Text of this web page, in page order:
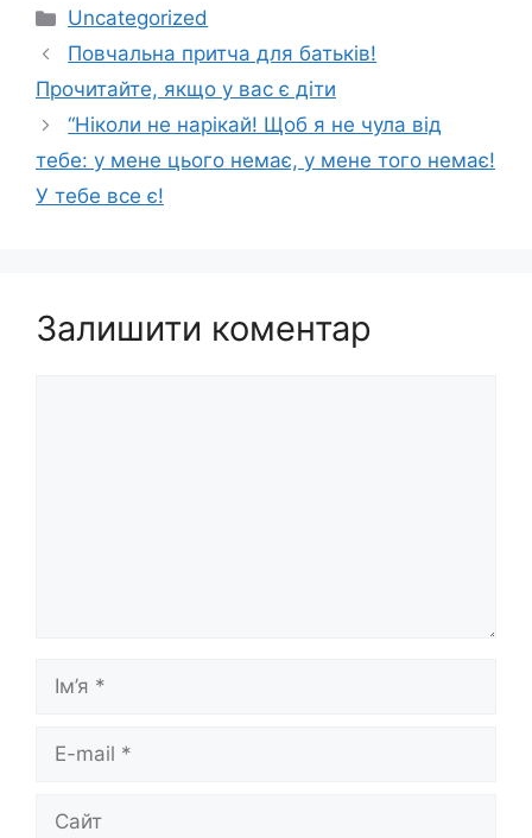
Категорії
Uncategorized
Повчальна притча для батьків!
Прочитайте, якщо у вас є діти
“Ніколи не нарікай! Щоб я не чула від
тебе: у мене цього немає, у мене того немає!
У тебе все є!
Залишити коментар
Ім’я
Сайт